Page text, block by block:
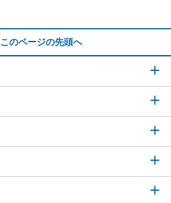
このページの先頭へ